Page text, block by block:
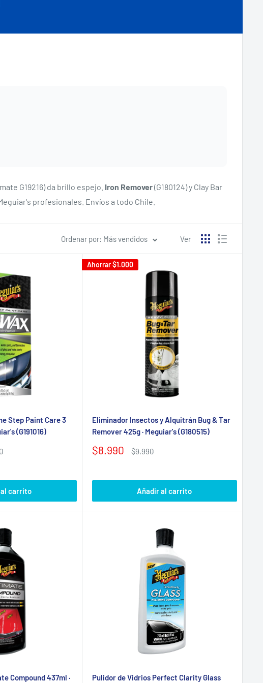
G19216) da brillo espejo. Iron Remover(G180124) y Clay Bar
profesionales. Envíos a todo Chile.
Ordenar por: Más vendidos Ver
Step Paint Care 3
(G191016)
carrito
Ahorrar$1.000
Eliminador Insectos y Alquitrán Bug & Tar
Remover 425g · Meguiar's (G180515)
Precio
$8.990
Precio
$9.990
Añadir al carrito
Compound 437ml ·
Pulidor de Vidrios Perfect Clarity Glass